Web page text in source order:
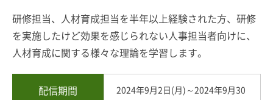
研修担当、人材育成担当を半年以上経験された方、研修
を実施したけど効果を感じられない人事担当者向けに、
人材育成に関する様々な理論を学習します。
配信期間
2024年9月2日(月)～2024年9月30